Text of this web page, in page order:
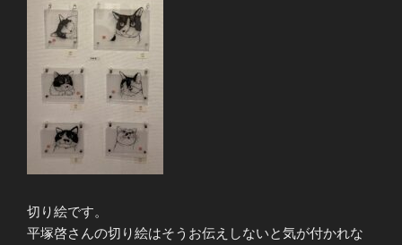
切り絵です。
平塚啓さんの切り絵はそうお伝えしないと気が付かれな